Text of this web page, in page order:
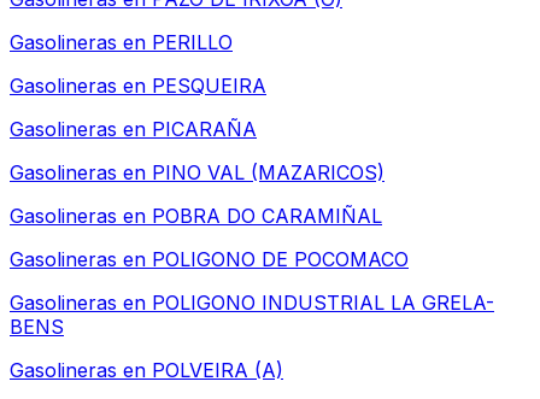
Gasolineras en PERILLO
Gasolineras en PESQUEIRA
Gasolineras en PICARAÑA
Gasolineras en PINO VAL (MAZARICOS)
Gasolineras en POBRA DO CARAMIÑAL
Gasolineras en POLIGONO DE POCOMACO
Gasolineras en POLIGONO INDUSTRIAL LA GRELA-
BENS
Gasolineras en POLVEIRA (A)